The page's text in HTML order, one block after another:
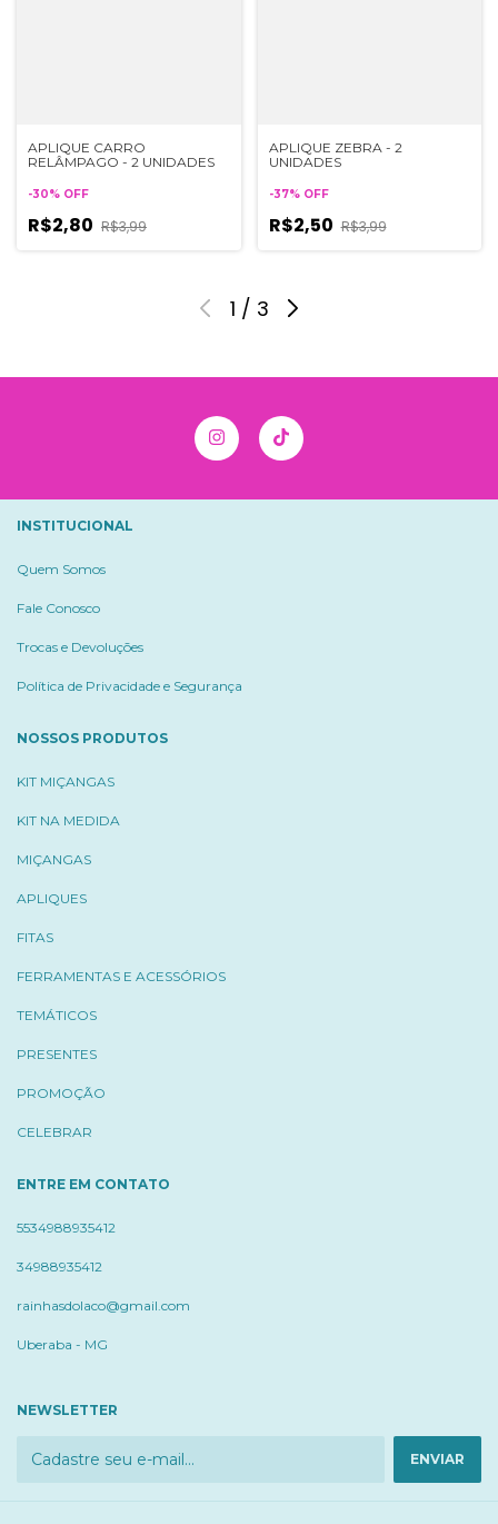
APLIQUE CARRO
RELÂMPAGO - 2 UNIDADES
-30% OFF
R$2,80 R$3,99
APLIQUE ZEBRA - 2
UNIDADES
-37% OFF
R$2,50 R$3,99
1 / 3
INSTITUCIONAL
Quem Somos
Fale Conosco
Trocas e Devoluções
Política de Privacidade e Segurança
NOSSOS PRODUTOS
KIT MIÇANGAS
KIT NA MEDIDA
MIÇANGAS
APLIQUES
FITAS
FERRAMENTAS E ACESSÓRIOS
TEMÁTICOS
PRESENTES
PROMOÇÃO
CELEBRAR
ENTRE EM CONTATO
5534988935412
34988935412
rainhasdolaco@gmail.com
Uberaba - MG
NEWSLETTER